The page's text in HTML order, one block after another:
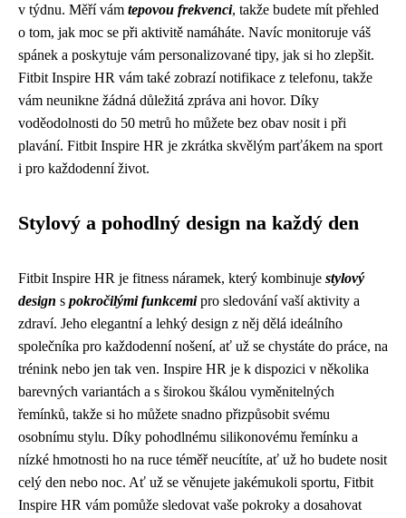
v týdnu. Měří vám tepovou frekvenci, takže budete mít přehled
o tom, jak moc se při aktivitě namáháte. Navíc monitoruje váš
spánek a poskytuje vám personalizované tipy, jak si ho zlepšit.
Fitbit Inspire HR vám také zobrazí notifikace z telefonu, takže
vám neunikne žádná důležitá zpráva ani hovor. Díky
voděodolnosti do 50 metrů ho můžete bez obav nosit i při
plavání. Fitbit Inspire HR je zkrátka skvělým parťákem na sport
i pro každodenní život.
Stylový a pohodlný design na každý den
Fitbit Inspire HR je fitness náramek, který kombinuje stylový
design s pokročilými funkcemipro sledování vaší aktivity a
zdraví. Jeho elegantní a lehký design z něj dělá ideálního
společníka pro každodenní nošení, ať už se chystáte do práce, na
trénink nebo jen tak ven. Inspire HR je k dispozici v několika
barevných variantách a s širokou škálou vyměnitelných
řemínků, takže si ho můžete snadno přizpůsobit svému
osobnímu stylu. Díky pohodlnému silikonovému řemínku a
nízké hmotnosti ho na ruce téměř neucítíte, ať už ho budete nosit
celý den nebo noc. Ať už se věnujete jakémukoli sportu, Fitbit
Inspire HR vám pomůže sledovat vaše pokroky a dosahovat